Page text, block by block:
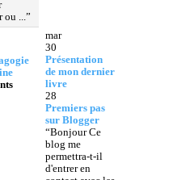
ou ...”
mar
30
Présentation
de mon dernier
livre
28
Premiers pas
sur Blogger
“Bonjour Ce
blog me
permettra-t-il
d'entrer en